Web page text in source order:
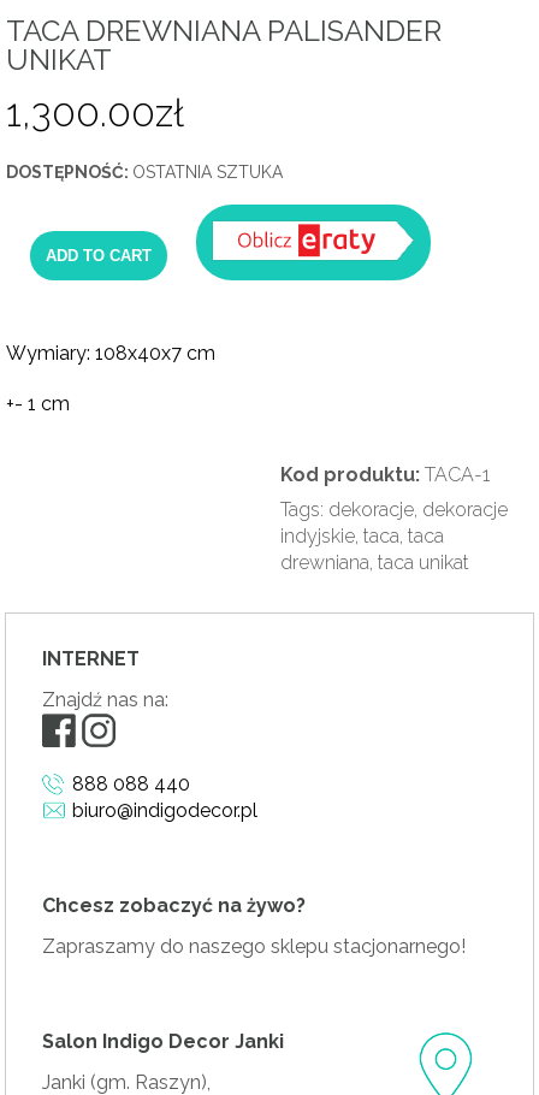
TACA DREWNIANA PALISANDER
UNIKAT
1,300.00zł
DOSTĘPNOŚĆ: OSTATNIA SZTUKA
ADD TO CART
Wymiary: 108x40x7 cm
+- 1 cm
Kod produktu: TACA-1
Tags: dekoracje, dekoracje
indyjskie, taca, taca
drewniana, taca unikat
INTERNET
Znajdź nas na:
888 088 440
biuro@indigodecor.pl
Chcesz zobaczyć na żywo?
Zapraszamy do naszego sklepu stacjonarnego!
Salon Indigo Decor Janki
Janki (gm. Raszyn),